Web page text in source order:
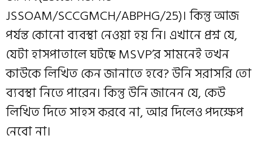
JSSOAM/SCCGMCH/ABPHG/25)। কিন্তু আজ
পর্যন্ত কোনো ব্যবস্থা নেওয়া হয় নি। এখানে প্রশ্ন যে,
যেটা হাসপাতালে ঘটছে MSVP’র সামনেই তখন
কাউকে লিখিত কেন জানাতে হবে? উনি সরাসরি তো
ব্যবস্থা নিতে পারেন। কিন্তু উনি জানেন যে, কেউ
লিখিত দিতে সাহস করবে না, আর দিলেও পদক্ষেপ
নেবো না।